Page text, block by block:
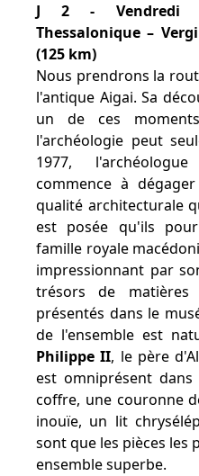
J 2 - Vendredi
Thessalonique –
(125 km)
Nous prendrons la
l'antique Aigai. Sa
un de ces
l'archéologie peut
1977,
commence à
qualité architecturale
est posée qu'ils
famille royale
impressionnant par
trésors de matières
présentés dans le
de l'ensemble est
Philippe II, le père
est omniprésent
coffre, une couronne
inouïe, un lit
sont que les pièces les
ensemble superbe.